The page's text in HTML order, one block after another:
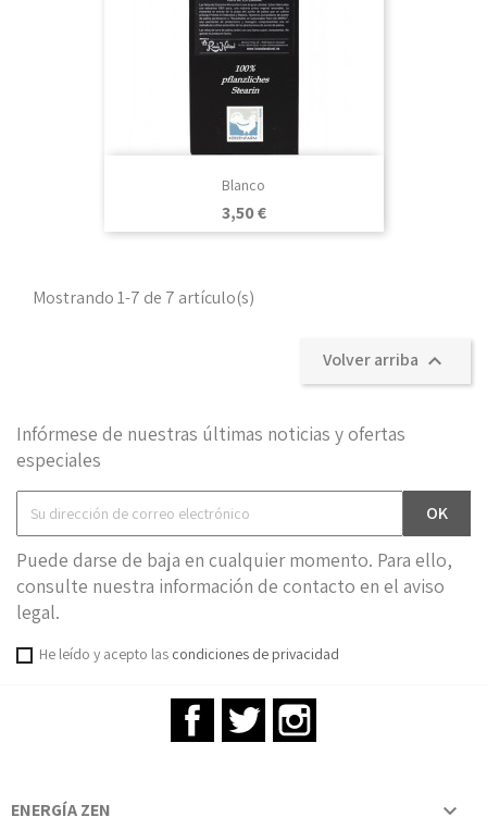
Blanco
Precio
3,50 €
Mostrando 1-7 de 7 artículo(s)
Volver arriba 
Infórmese de nuestras últimas noticias y ofertas
especiales
Puede darse de baja en cualquier momento. Para ello,
consulte nuestra información de contacto en el aviso
legal.
He leído y acepto las condiciones de privacidad
FacebookTwitter
ENERGÍA ZEN 